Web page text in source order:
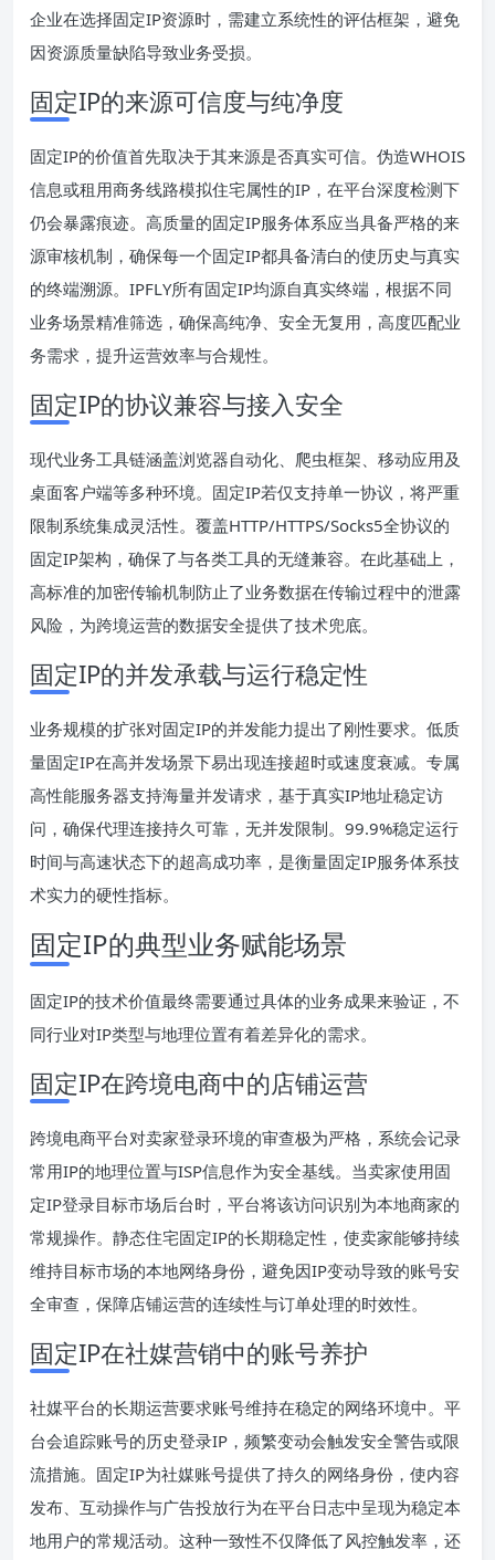
企业在选择固定IP资源时，需建立系统性的评估框架，避免
因资源质量缺陷导致业务受损。
固定IP的来源可信度与纯净度
固定IP的价值首先取决于其来源是否真实可信。伪造WHOIS
信息或租用商务线路模拟住宅属性的IP，在平台深度检测下
仍会暴露痕迹。高质量的固定IP服务体系应当具备严格的来
源审核机制，确保每一个固定IP都具备清白的使历史与真实
的终端溯源。IPFLY所有固定IP均源自真实终端，根据不同
业务场景精准筛选，确保高纯净、安全无复用，高度匹配业
务需求，提升运营效率与合规性。
固定IP的协议兼容与接入安全
现代业务工具链涵盖浏览器自动化、爬虫框架、移动应用及
桌面客户端等多种环境。固定IP若仅支持单一协议，将严重
限制系统集成灵活性。覆盖HTTP/HTTPS/Socks5全协议的
固定IP架构，确保了与各类工具的无缝兼容。在此基础上，
高标准的加密传输机制防止了业务数据在传输过程中的泄露
风险，为跨境运营的数据安全提供了技术兜底。
固定IP的并发承载与运行稳定性
业务规模的扩张对固定IP的并发能力提出了刚性要求。低质
量固定IP在高并发场景下易出现连接超时或速度衰减。专属
高性能服务器支持海量并发请求，基于真实IP地址稳定访
问，确保代理连接持久可靠，无并发限制。99.9%稳定运行
时间与高速状态下的超高成功率，是衡量固定IP服务体系技
术实力的硬性指标。
固定IP的典型业务赋能场景
固定IP的技术价值最终需要通过具体的业务成果来验证，不
同行业对IP类型与地理位置有着差异化的需求。
固定IP在跨境电商中的店铺运营
跨境电商平台对卖家登录环境的审查极为严格，系统会记录
常用IP的地理位置与ISP信息作为安全基线。当卖家使用固
定IP登录目标市场后台时，平台将该访问识别为本地商家的
常规操作。静态住宅固定IP的长期稳定性，使卖家能够持续
维持目标市场的本地网络身份，避免因IP变动导致的账号安
全审查，保障店铺运营的连续性与订单处理的时效性。
固定IP在社媒营销中的账号养护
社媒平台的长期运营要求账号维持在稳定的网络环境中。平
台会追踪账号的历史登录IP，频繁变动会触发安全警告或限
流措施。固定IP为社媒账号提供了持久的网络身份，使内容
发布、互动操作与广告投放行为在平台日志中呈现为稳定本
地用户的常规活动。这种一致性不仅降低了风控触发率，还